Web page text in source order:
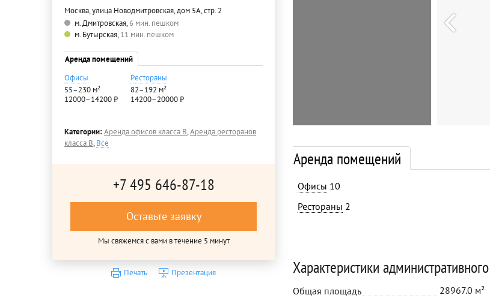
Москва, улица Новодмитровская, дом 5А, стр. 2
м. Дмитровская,6 мин. пешком
м. Бутырская,11 мин. пешком
Аренда помещений
Офисы
55–230 м²
12000–14200 ₽
Рестораны
82–192 м²
14200–20000 ₽
Категории:Аренда офисов класса B,Аренда ресторанов
класса B,Все
+7 495 646-87-18
Оставьте заявку
Мы свяжемся с вами в течение 5 минут
Печать Презентация
Аренда помещений
Офисы 10
Рестораны 2
Характеристики
Общая площадь
28967.0 м²